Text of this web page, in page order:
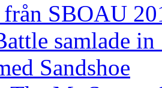
SBOAU
samlade
Sandshoe